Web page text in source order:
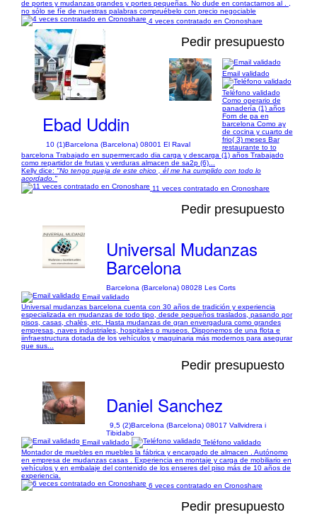
de portes y mudanzas grandes y portes pequeñas. No dude en contactarnos al . ,
no sólo se fíe de nuestras palabras compruébelo con precio negociable
4 veces contratado en Cronoshare
1/2
Pedir presupuesto
Ebad Uddin
10 (1)Barcelona (Barcelona) 08001 El Raval
Email validado
Teléfono validado
Como operario de
panadería (1) años
Forn de pa en
barcelona Como ay
de cocina y cuarto de
frio( 3) meses Bar
restaurante to to
barcelona Trabajado en supermercado dia carga y descarga (1) años Trabajado
como repartidor de frutas y verduras almacen de sa2p (6)...
Kelly dice: "No tengo queja de este chico , él me ha cumplido con todo lo
acordado."
11 veces contratado en Cronoshare
Pedir presupuesto
Universal Mudanzas
Barcelona
Barcelona (Barcelona) 08028 Les Corts
Email validado
Universal mudanzas barcelona cuenta con 30 años de tradición y experiencia
especializada en mudanzas de todo tipo, desde pequeños traslados, pasando por
pisos, casas, chalés, etc. Hasta mudanzas de gran envergadura como grandes
empresas, naves industriales, hospitales o museos. Disponemos de una flota e
iinfraestructura dotada de los vehículos y maquinaria más modernos para asegurar
que sus...
Pedir presupuesto
Daniel Sanchez
9,5 (2)Barcelona (Barcelona) 08017 Vallvidrera i
Tibidabo
Email validado
Teléfono validado
Montador de muebles en muebles la fábrica y encargado de almacen . Autónomo
en empresa de mudanzas casas . Experiencia en montaje y carga de mobiliario en
vehículos y en embalaje del contenido de los enseres del piso más de 10 años de
experiencia.
6 veces contratado en Cronoshare
Pedir presupuesto